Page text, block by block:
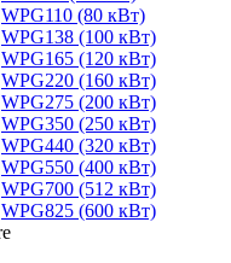
WPG110 (80 кВт)
WPG138 (100 кВт)
WPG165 (120 кВт)
WPG220 (160 кВт)
WPG275 (200 кВт)
WPG350 (250 кВт)
WPG440 (320 кВт)
WPG550 (400 кВт)
WPG700 (512 кВт)
WPG825 (600 кВт)